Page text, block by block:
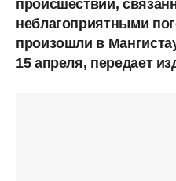
происшествий,
неблагоприятными
произошли в
15 апреля, передает